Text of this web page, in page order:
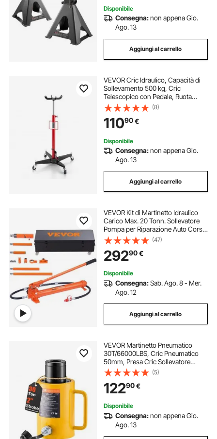
Disponibile
Consegna:non appena Gio.
Ago. 13
Aggiungi al carrello
VEVOR Cric Idraulico, Capacità di
Sollevamento 500 kg, Cric
Telescopico con Pedale, Ruota
Girevole, Altezza di Sollevamento
Elevata 1120 a 1870 mm, Sollevatore
Idraulico per Motore per Garage
(8)
11090€
Disponibile
Consegna:non appena Gio.
Ago. 13
Aggiungi al carrello
VEVOR Kit di Martinetto Idraulico
Carico Max. 20 Tonn. Sollevatore
Pompa per Riparazione Auto Corsa
da 145 mm, Kit Utensili Sollevatore
Idraulico Tipo d'Olio HV15 Cilindro
Q235B Anello di Tenuta TPU
(47)
29290€
Disponibile
Consegna:Sab. Ago. 8 - Mer.
Ago. 12
Aggiungi al carrello
VEVOR Martinetto Pneumatico
30T/66000LBS, Cric Pneumatico
50mm, Presa Cric Sollevatore
Pneumatica in Metallo Resistente
con Verniciatura a Spruzzo, Cric
Pneumatico per Auto con Testa di
Connessione
(5)
12290€
Disponibile
Consegna:non appena Gio.
Ago. 13